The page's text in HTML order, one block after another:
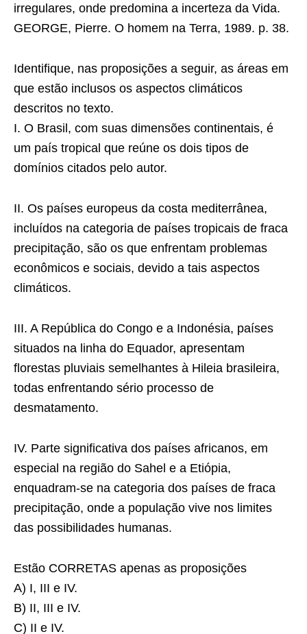
irregulares, onde predomina a incerteza da Vida.
GEORGE, Pierre. O homem na Terra, 1989. p. 38.
Identifique, nas proposições a seguir, as áreas em
que estão inclusos os aspectos climáticos
descritos no texto.
I. O Brasil, com suas dimensões continentais, é
um país tropical que reúne os dois tipos de
domínios citados pelo autor.
II. Os países europeus da costa mediterrânea,
incluídos na categoria de países tropicais de fraca
precipitação, são os que enfrentam problemas
econômicos e sociais, devido a tais aspectos
climáticos.
III. A República do Congo e a Indonésia, países
situados na linha do Equador, apresentam
ﬂorestas pluviais semelhantes à Hileia brasileira,
todas enfrentando sério processo de
desmatamento.
IV. Parte significativa dos países africanos, em
especial na região do Sahel e a Etiópia,
enquadram-se na categoria dos países de fraca
precipitação, onde a população vive nos limites
das possibilidades humanas.
Estão CORRETAS apenas as proposições
A) I, III e IV.
B) II, III e IV.
C) II e IV.